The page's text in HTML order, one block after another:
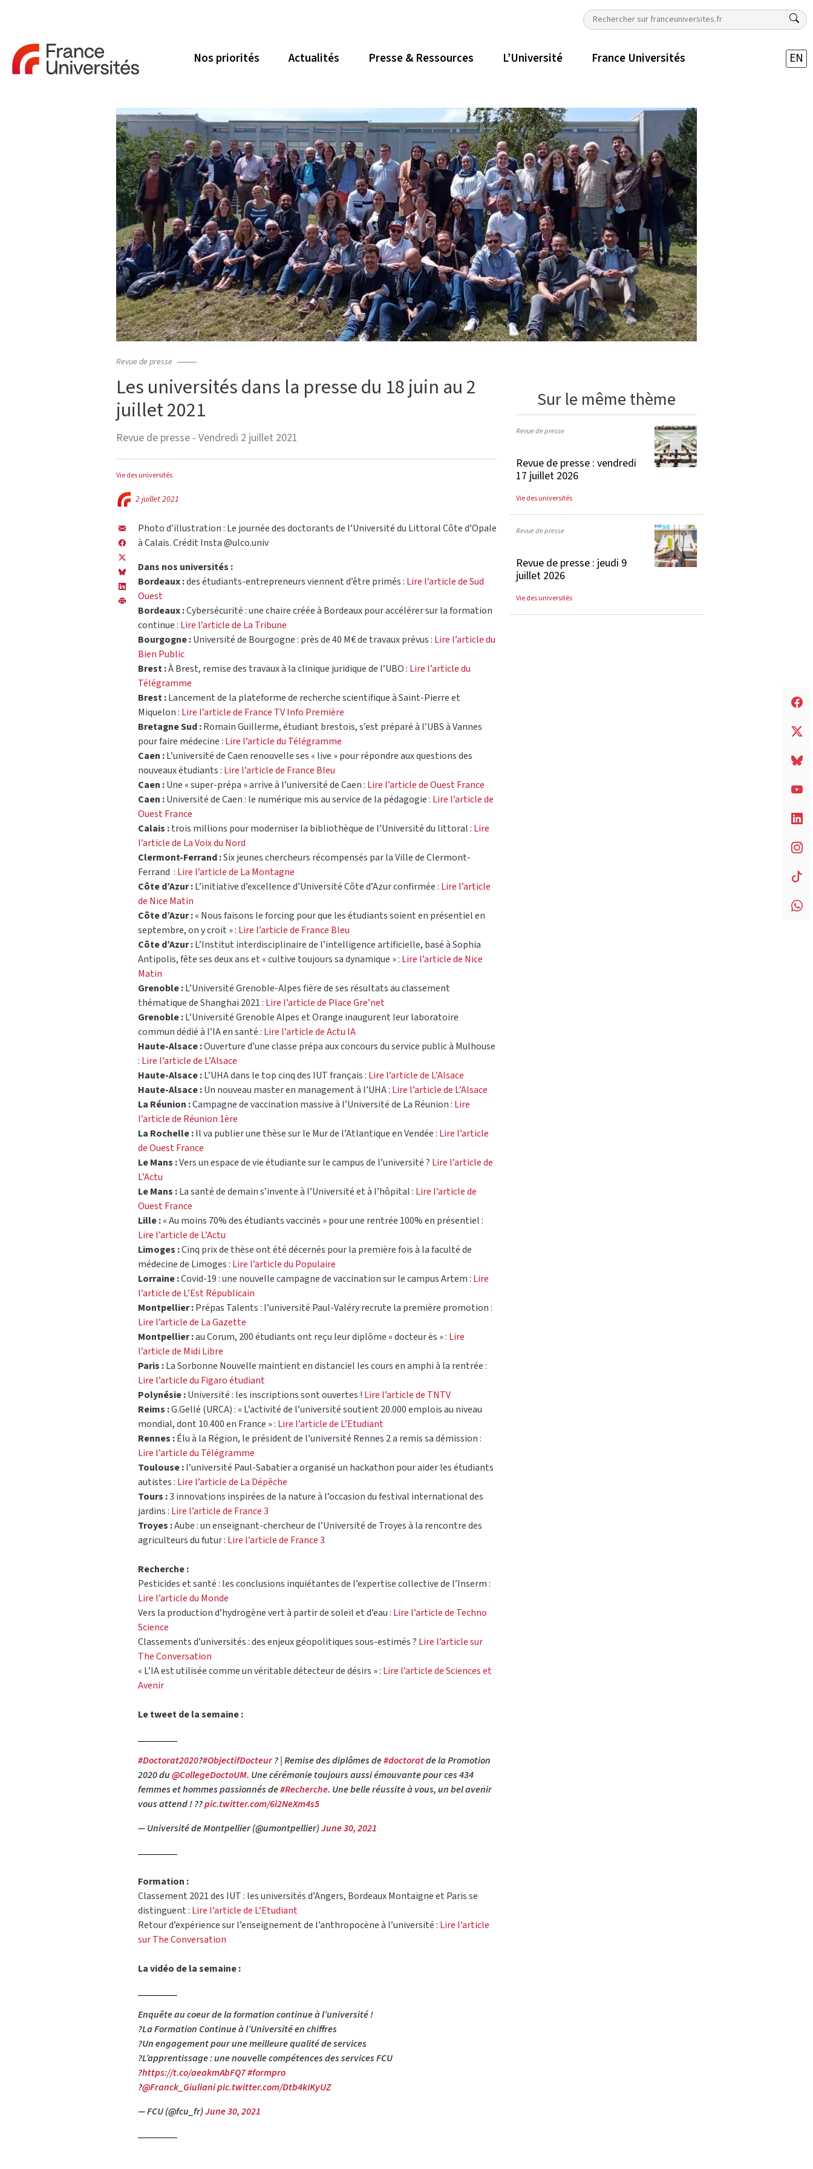
Nos priorités Actualités Presse & Ressources L’Université France Universités EN
Revue de presse
Revue de presse - Vendredi 2 juillet 2021
Les universités dans la presse du 18 juin au 2
juillet 2021
Vie des universités
2 juillet 2021
Photo d’illustration : Le journée des doctorants de l’Université du Littoral Côte d’Opale
à Calais. Crédit Insta @ulco.univ
Dans nos universités :
Bordeaux :des étudiants-entrepreneurs viennent d’être primés : Lire l’article de Sud
Ouest
Bordeaux :Cybersécurité : une chaire créée à Bordeaux pour accélérer sur la formation
continue : Lire l’article de La Tribune
Bourgogne :Université de Bourgogne : près de 40 M€ de travaux prévus : Lire l’article du
Bien Public
Brest :À Brest, remise des travaux à la clinique juridique de l’UBO : Lire l’article du
Télégramme
Brest :Lancement de la plateforme de recherche scientifique à Saint-Pierre et
Miquelon : Lire l’article de France TV Info Première
Bretagne Sud :Romain Guillerme, étudiant brestois, s’est préparé à l’UBS à Vannes
pour faire médecine : Lire l’article du Télégramme
Caen :L’université de Caen renouvelle ses « live » pour répondre aux questions des
nouveaux étudiants : Lire l’article de France Bleu
Caen :Une « super-prépa » arrive à l’université de Caen : Lire l’article de Ouest France
Caen :Université de Caen : le numérique mis au service de la pédagogie : Lire l’article de
Ouest France
Calais :trois millions pour moderniser la bibliothèque de l’Université du littoral : Lire
l’article de La Voix du Nord
Clermont-Ferrand :Six jeunes chercheurs récompensés par la Ville de Clermont-
Ferrand : Lire l’article de La Montagne
Côte d’Azur :L’initiative d’excellence d’Université Côte d’Azur confirmée : Lire l’article
de Nice Matin
Côte d’Azur :« Nous faisons le forcing pour que les étudiants soient en présentiel en
septembre, on y croit » : Lire l’article de France Bleu
Côte d’Azur :L’Institut interdisciplinaire de l’intelligence artificielle, basé à Sophia
Antipolis, fête ses deux ans et « cultive toujours sa dynamique » : Lire l’article de Nice
Matin
Grenoble :L’Université Grenoble-Alpes fière de ses résultats au classement
thématique de Shanghai 2021 : Lire l’article de Place Gre’net
Grenoble :L’Université Grenoble Alpes et Orange inaugurent leur laboratoire
commun dédié à l’IA en santé : Lire l’article de Actu IA
Haute-Alsace :Ouverture d’une classe prépa aux concours du service public à Mulhouse
: Lire l’article de L’Alsace
Haute-Alsace :L’UHA dans le top cinq des IUT français : Lire l’article de L’Alsace
Haute-Alsace :Un nouveau master en management à l’UHA : Lire l’article de L’Alsace
La Réunion :Campagne de vaccination massive à l’Université de La Réunion : Lire
l’article de Réunion 1ère
La Rochelle :Il va publier une thèse sur le Mur de l’Atlantique en Vendée : Lire l’article
de Ouest France
Le Mans :Vers un espace de vie étudiante sur le campus de l’université ? Lire l’article de
L’Actu
Le Mans :La santé de demain s’invente à l’Université et à l’hôpital : Lire l’article de
Ouest France
Lille :« Au moins 70% des étudiants vaccinés » pour une rentrée 100% en présentiel :
Lire l’article de L’Actu
Limoges :Cinq prix de thèse ont été décernés pour la première fois à la faculté de
médecine de Limoges : Lire l’article du Populaire
Lorraine :Covid-19 : une nouvelle campagne de vaccination sur le campus Artem : Lire
l’article de L’Est Républicain
Montpellier :Prépas Talents : l’université Paul-Valéry recrute la première promotion :
Lire l’article de La Gazette
Montpellier :au Corum, 200 étudiants ont reçu leur diplôme « docteur ès » : Lire
l’article de Midi Libre
Paris :La Sorbonne Nouvelle maintient en distanciel les cours en amphi à la rentrée :
Lire l’article du Figaro étudiant
Polynésie :Université : les inscriptions sont ouvertes ! Lire l’article de TNTV
Reims :G.Gellé (URCA) : « L’activité de l’université soutient 20.000 emplois au niveau
mondial, dont 10.400 en France » : Lire l’article de L’Etudiant
Rennes :Élu à la Région, le président de l’université Rennes 2 a remis sa démission :
Lire l’article du Télégramme
Toulouse :l’université Paul-Sabatier a organisé un hackathon pour aider les étudiants
autistes : Lire l’article de La Dépêche
Tours :3 innovations inspirées de la nature à l’occasion du festival international des
jardins : Lire l’article de France 3
Troyes :Aube : un enseignant-chercheur de l’Université de Troyes à la rencontre des
agriculteurs du futur : Lire l’article de France 3
Recherche :
Pesticides et santé : les conclusions inquiétantes de l’expertise collective de l’Inserm :
Lire l’article du Monde
Vers la production d’hydrogène vert à partir de soleil et d’eau : Lire l’article de Techno
Science
Classements d’universités : des enjeux géopolitiques sous-estimés ? Lire l’article sur
The Conversation
« L’IA est utilisée comme un véritable détecteur de désirs » : Lire l’article de Sciences et
Avenir
Le tweet de la semaine :
#Doctorat2020?#ObjectifDocteur? | Remise des diplômes de#doctoratde la Promotion
2020 du@CollegeDoctoUM. Une cérémonie toujours aussi émouvante pour ces 434
femmes et hommes passionnés de#Recherche. Une belle réussite à vous, un bel avenir
vous attend ! ??pic.twitter.com/6i2NeXm4s5
— Université de Montpellier (@umontpellier)June 30, 2021
Formation :
Classement 2021 des IUT : les universités d’Angers, Bordeaux Montaigne et Paris se
distinguent : Lire l’article de L’Etudiant
Retour d’expérience sur l’enseignement de l’anthropocène à l’université : Lire l’article
sur The Conversation
La vidéo de la semaine :
Enquête au coeur de la formation continue à l’université !
?La Formation Continue à l’Université en chiffres
?Un engagement pour une meilleure qualité de services
?L’apprentissage : une nouvelle compétences des services FCU
?https://t.co/aeakmAbFQ7#formpro
?️@Franck_Giulianipic.twitter.com/Dtb4kIKyUZ
— FCU (@fcu_fr)June 30, 2021
Sur le même thème
Revue de presse
Revue de presse : vendredi
17 juillet 2026
Vie des universités
Revue de presse
Revue de presse : jeudi 9
juillet 2026
Vie des universités